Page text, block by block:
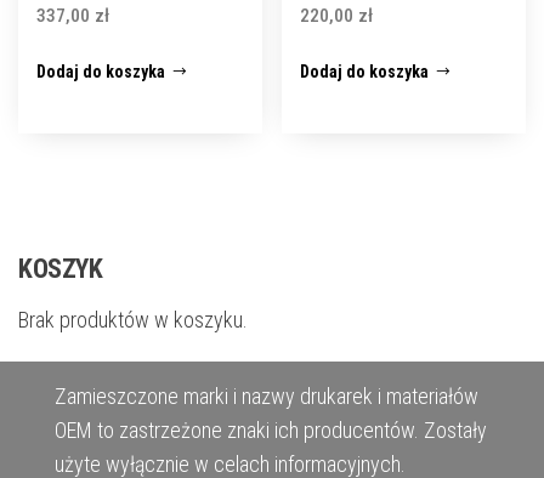
337,00 zł
Dodaj do koszyka
220,00 zł
Dodaj do koszyka
KOSZYK
Brak produktów w koszyku.
Zamieszczone marki i nazwy drukarek i materiałów
OEM to zastrzeżone znaki ich producentów. Zostały
użyte wyłącznie w celach informacyjnych.